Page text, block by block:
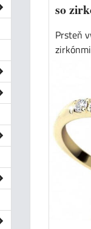
so
Prsteň
zirkónmi